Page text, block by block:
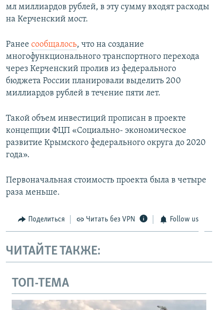
мл миллиардов рублей, в эту сумму входят расходы
на Керченский мост.
Ранее сообщалось, что на создание
многофункционального транспортного перехода
через Керченский пролив из федерального
бюджета России планировали выделить 200
миллиардов рублей в течение пяти лет.
Такой объем инвестиций прописан в проекте
концепции ФЦП «Социально- экономическое
развитие Крымского федерального округа до 2020
года».
Первоначальная стоимость проекта была в четыре
раза меньше.
Поделиться Читать без VPN Follow us
ЧИТАЙТЕ ТАКЖЕ:
ТОП-ТЕМА